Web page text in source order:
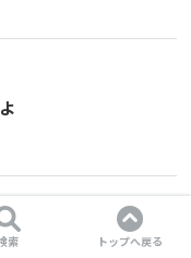
きのおうちにアンペ
索 トップへ戻る